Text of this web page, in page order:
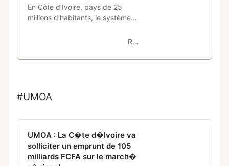
En Côte d’Ivoire, pays de 25
millions d’habitants, le système
automatique des numéros de
chiffres au 31 janvier prochain.
RFI
#UMOA
UMOA : La C�te d�Ivoire va
solliciter un emprunt de 105
milliards FCFA sur le march�